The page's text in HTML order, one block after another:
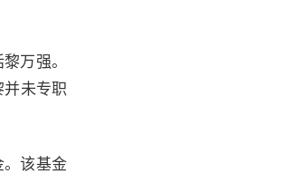
万强。
未专职
。该基金